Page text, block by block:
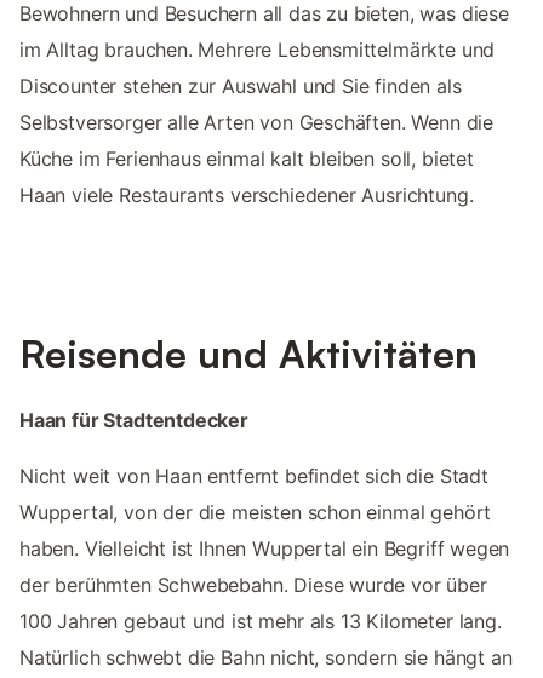
Bewohnern und Besuchern all das zu bieten, was diese
im Alltag brauchen. Mehrere Lebensmittelmärkte und
Discounter stehen zur Auswahl und Sie finden als
Selbstversorger alle Arten von Geschäften. Wenn die
Küche im Ferienhaus einmal kalt bleiben soll, bietet
Haan viele Restaurants verschiedener Ausrichtung.
Reisende und Aktivitäten
Haan für Stadtentdecker
Nicht weit von Haan entfernt befindet sich die Stadt
Wuppertal, von der die meisten schon einmal gehört
haben. Vielleicht ist Ihnen Wuppertal ein Begriff wegen
der berühmten Schwebebahn. Diese wurde vor über
100 Jahren gebaut und ist mehr als 13 Kilometer lang.
Natürlich schwebt die Bahn nicht, sondern sie hängt an